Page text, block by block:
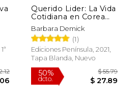
Querido Lider: La Vida
Cotidiana en Corea
del Norte
Barbara Demick
(1)
Ediciones Península, 2021,
Tapa Blanda, Nuevo